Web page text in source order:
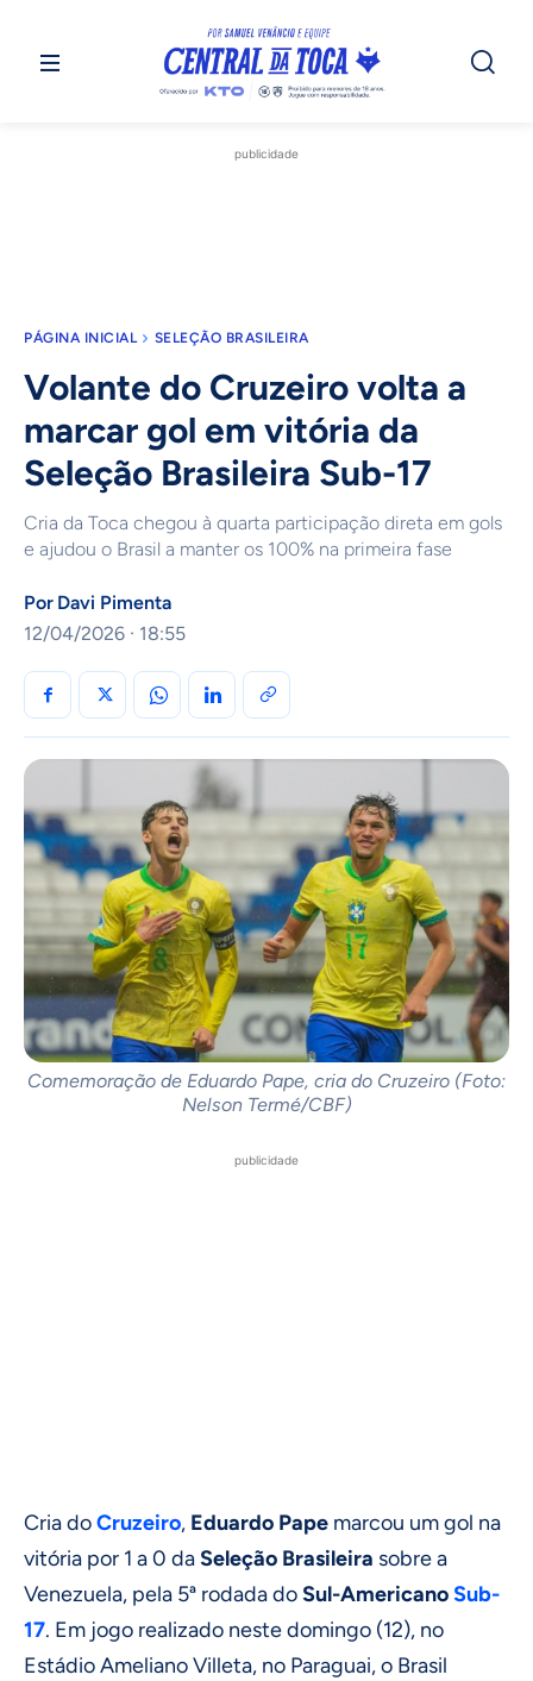
publicidade
PÁGINA INICIAL SELEÇÃO BRASILEIRA
Volante do Cruzeiro volta a
marcar gol em vitória da
Seleção Brasileira Sub-17
Cria da Toca chegou à quarta participação direta em gols
e ajudou o Brasil a manter os 100% na primeira fase
Por Davi Pimenta
12/04/2026 · 18:55
Comemoração de Eduardo Pape, cria do Cruzeiro (Foto:
Nelson Termé/CBF)
publicidade
Cria doCruzeiro, Eduardo Pape marcou um gol na
vitória por 1 a 0 daSeleção Brasileira sobre a
Venezuela, pela 5ª rodada doSul-AmericanoSub-
17. Em jogo realizado neste domingo (12), no
Estádio Ameliano Villeta, no Paraguai, o Brasil